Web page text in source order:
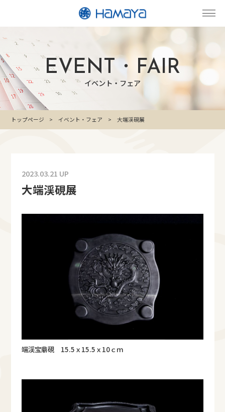
EVENT・FAIR
イベント・フェア
トップページ イベント・フェア 大端渓硯展
2023.03.21 UP
大端渓硯展
端渓宝鼎硯 15.5ｘ15.5ｘ10ｃｍ